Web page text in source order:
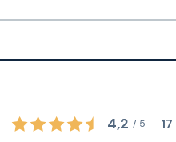
4,2 / 5 17